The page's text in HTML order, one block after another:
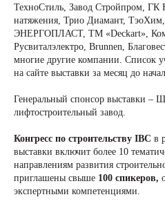
ТехноСтиль, Завод Стройпром, ГК
натяжения, Трио Диамант,
ЭНЕРГОПЛАСТ, ТМ «Deckart»,
Русвиталэлектро, Brunnen,
многие другие компании. Список
на сайте выставки за месяц до
Генеральный спонсор выставки –
лифтостроительный завод.
Конгресс по строительству IBC в
выставки включит более 10
направлениям развития
приглашены свыше 100 спикеров,
экспертными компетенциями.